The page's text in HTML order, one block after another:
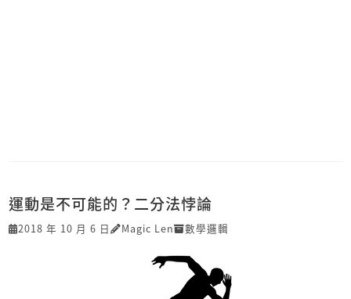
運動是不可能的？二分法悖論
2018 年 10 月 6 日 Magic Len 數學邏輯